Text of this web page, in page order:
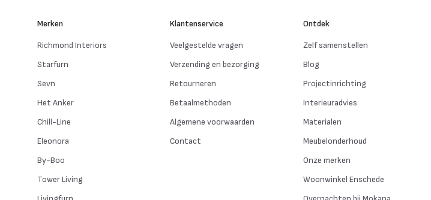
Merken
Richmond Interiors
Starfurn
Sevn
Het Anker
Chill-Line
Eleonora
By-Boo
Tower Living
Klantenservice
Veelgestelde vragen
Verzending en bezorging
Retourneren
Betaalmethoden
Algemene voorwaarden
Contact
Ontdek
Zelf samenstellen
Blog
Projectinrichting
Interieuradvies
Materialen
Meubelonderhoud
Onze merken
Woonwinkel Enschede